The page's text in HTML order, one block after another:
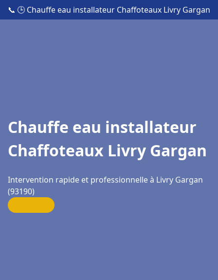
📞 🕒 Chauffe eau installateur Chaffoteaux Livry Gargan
Chauffe eau installateur
Chaffoteaux Livry Gargan
Intervention rapide et professionnelle à Livry Gargan
(93190)